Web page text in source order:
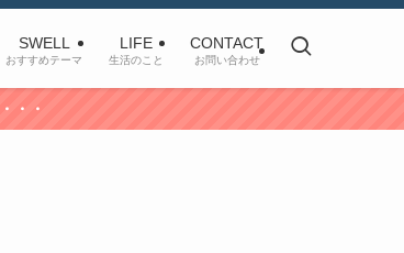
SWELL
おすすめテーマ
LIFE
生活のこと
CONTACT
お問い合わせ